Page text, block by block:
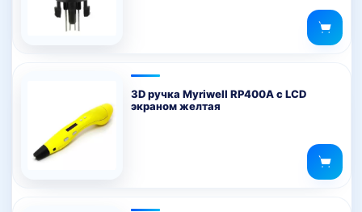
3D ручка Myriwell RP400A с LCD
экраном желтая